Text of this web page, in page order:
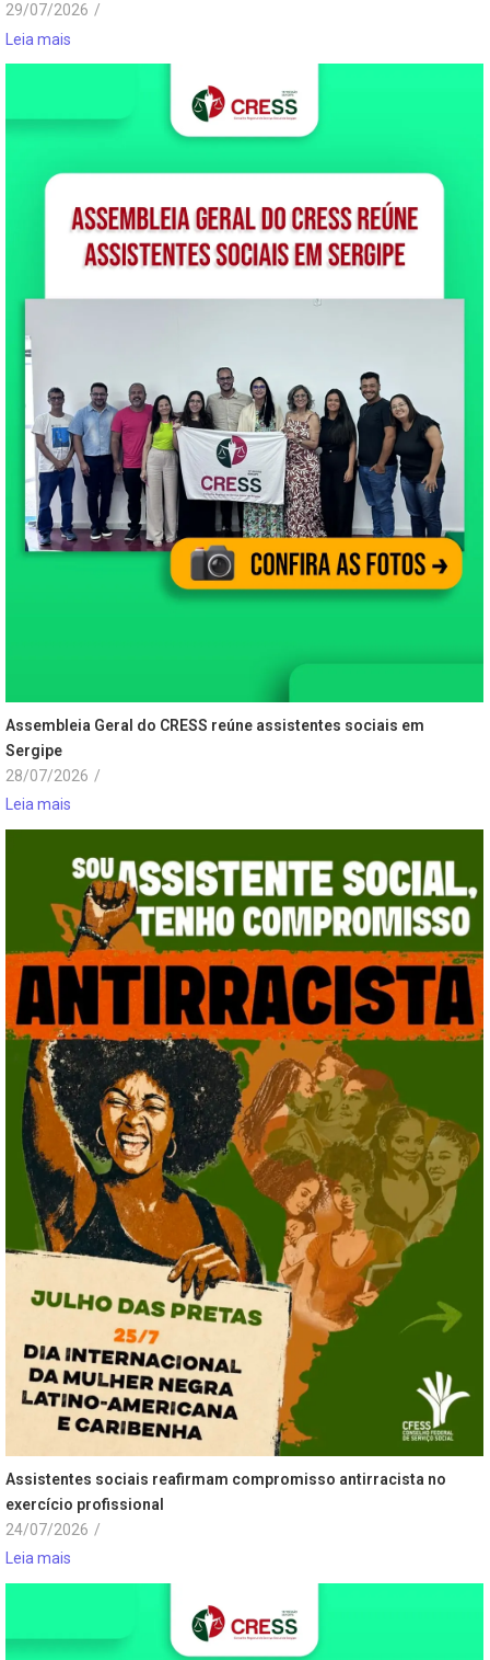
29/07/2026 /
Leia mais
Assembleia Geral do CRESS reúne assistentes sociais em
Sergipe
28/07/2026 /
Leia mais
Assistentes sociais reafirmam compromisso antirracista no
exercício profissional
24/07/2026 /
Leia mais